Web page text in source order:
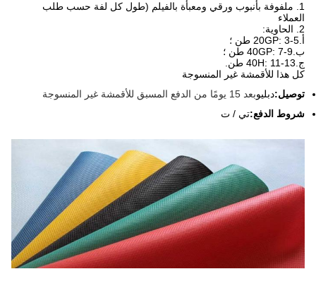
1. ملفوفة بأنبوب ورقي ومعبأة بالفيلم (طول كل لفة حسب طلب
العملاء
2. الحاوية:
أ.20GP: 3-5 طن ؛
ب.40GP: 7-9 طن ؛
ج.40H: 11-13 طن.
كل هذا للأقمشة غير المنسوجة
توصيل:دبليوبعد 15 يومًا من الدفع المسبق للأقمشة غير المنسوجة
شروط الدفع:تي / ت